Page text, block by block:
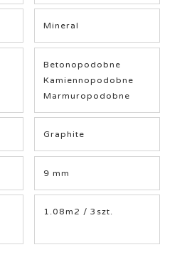
Mineral
Betonopodobne
Kamiennopodobne
Marmuropodobne
Graphite
9 mm
1.08m2 / 3szt.